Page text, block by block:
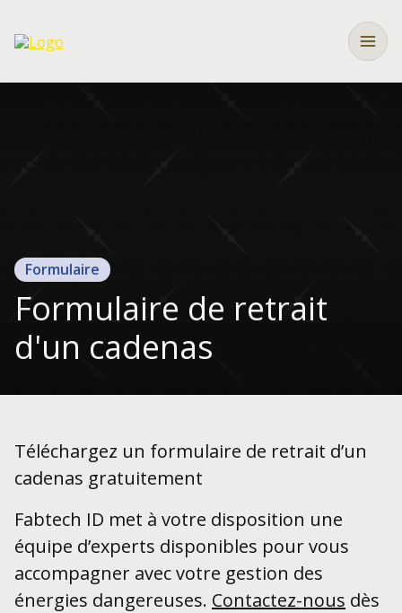
Formulaire
Formulaire de retrait
d'un cadenas
Téléchargez un formulaire de retrait d’un
cadenas gratuitement
Fabtech ID met à votre disposition une
équipe d’experts disponibles pour vous
accompagner avec votre gestion des
énergies dangereuses. Contactez-nous dès